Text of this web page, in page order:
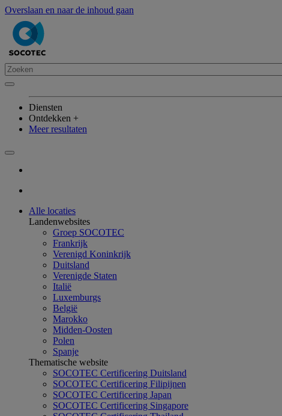
Overslaan en naar de inhoud gaan
Diensten
Ontdekken +
Meer resultaten
Alle locaties
Landenwebsites
Groep SOCOTEC
Frankrijk
Verenigd Koninkrijk
Duitsland
Verenigde Staten
Italië
Luxemburgs
België
Marokko
Midden-Oosten
Polen
Spanje
Thematische website
SOCOTEC Certificering Duitsland
SOCOTEC Certificering Filipijnen
SOCOTEC Certificering Japan
SOCOTEC Certificering Singapore